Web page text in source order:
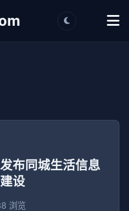
布同城生活信息
设
浏览